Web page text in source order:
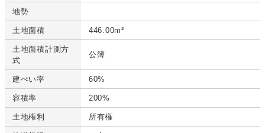
地勢
土地面積 446.00m²
土地面積計測方
式
公簿
建ぺい率 60%
容積率 200%
土地権利 所有権